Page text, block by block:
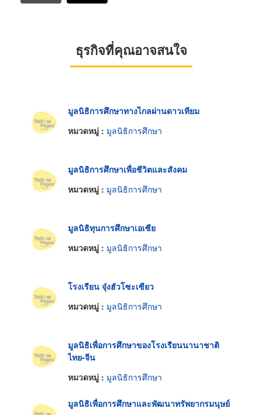
ธุรกิจที่คุณอาจสนใจ
มูลนิธิการศึกษาทางไกลผ่านดาวเทียม
หมวดหมู่ : มูลนิธิการศึกษา
มูลนิธิการศึกษาเพื่อชีวิตและสังคม
หมวดหมู่ : มูลนิธิการศึกษา
มูลนิธิทุนการศึกษาเอเซีย
หมวดหมู่ : มูลนิธิการศึกษา
โรงเรียน จุ๋งฮัวโซะเซียว
หมวดหมู่ : มูลนิธิการศึกษา
มูลนิธิเพื่อการศึกษาของโรงเรียนนานาชาติ
ไทย-จีน
หมวดหมู่ : มูลนิธิการศึกษา
มูลนิธิเพื่อการศึกษาและพัฒนาทรัพยากรมนุษย์